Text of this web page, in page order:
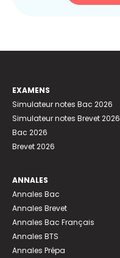
EXAMENS
Simulateur notes Bac 2026
Simulateur notes Brevet 2026
Bac 2026
Brevet 2026
ANNALES
Annales Bac
Annales Brevet
Annales Bac Français
Annales BTS
Annales Prépa